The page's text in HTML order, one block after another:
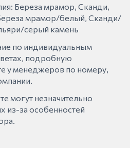
Береза мрамор, Сканди,
мрамор/белый, Сканди/
серый камень
по индивидуальным
подробную
у менеджеров по номеру,
могут незначительно
из-за особенностей